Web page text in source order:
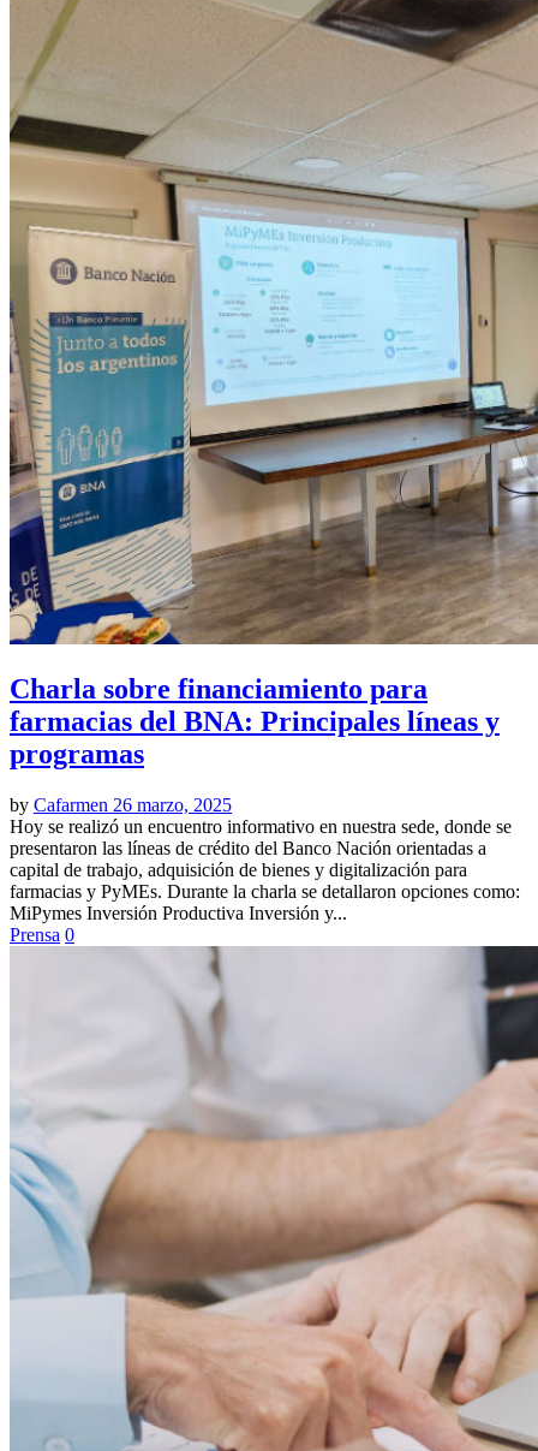
Charla sobre financiamiento para
farmacias del BNA: Principales líneas y
programas
by Cafarmen 26 marzo, 2025
Hoy se realizó un encuentro informativo en nuestra sede, donde se
presentaron las líneas de crédito del Banco Nación orientadas a
capital de trabajo, adquisición de bienes y digitalización para
farmacias y PyMEs. Durante la charla se detallaron opciones como:
MiPymes Inversión Productiva Inversión y...
Prensa 0